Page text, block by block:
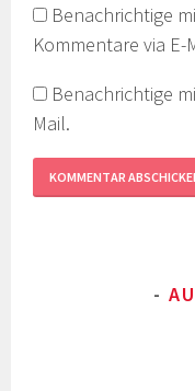
Benachrichtige
Kommentare via E-
Benachrichtige
Mail.